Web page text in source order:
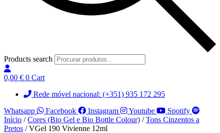
Products search
0,00 € 0 Cart
Rede móvel nacional: (+351) 935 172 295
Whatsapp
Facebook Instagram Youtube
Spotify
Início /Cores (Bio Gel e Bio Bottle Colour) /Tons Cinzentos a
Pretos / VGel 190 Vivienne 12ml